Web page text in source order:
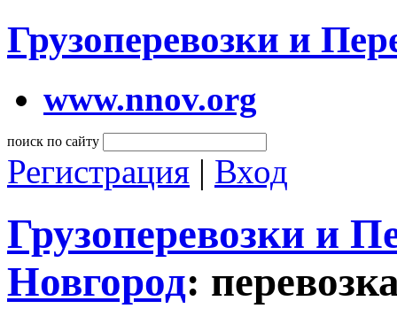
Грузоперевозки и
www.nnov.org
поиск по сайту
Регистрация | Вход
Грузоперевозки и
Новгород: